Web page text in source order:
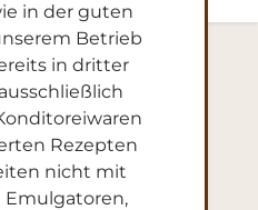
in der guten
Betrieb
in dritter
Rezepten
nicht mit